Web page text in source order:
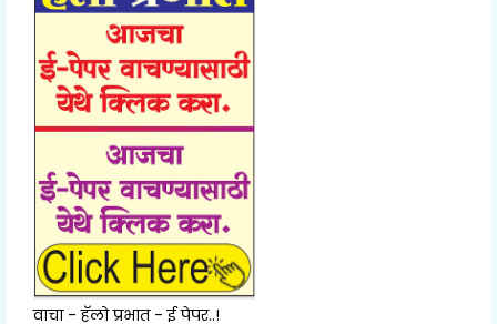
वाचा - हॅलो प्रभात - ई पेपर..!